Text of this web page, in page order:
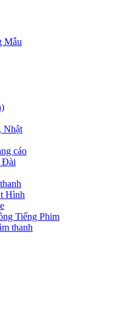
Mẫu
Nhật
cáo
Đài
Hình
Tiếng Phim
thanh